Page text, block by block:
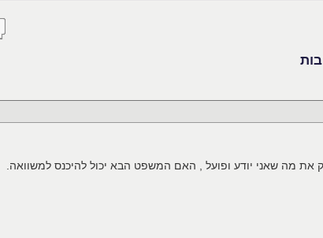
מה שאני יודע ופועל , האם המשפט הבא יכול להיכנס למשוואה.